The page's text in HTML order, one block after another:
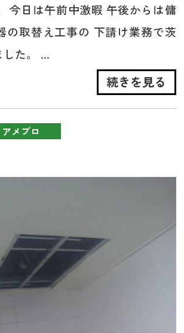
今日は午前中激暇 午後からは傭
の取替え工事の 下請け業務で茨
た。 ...
続きを見る
アメブロ